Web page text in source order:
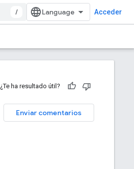
/ Acceder
¿Te ha resultado útil?
Enviar comentarios